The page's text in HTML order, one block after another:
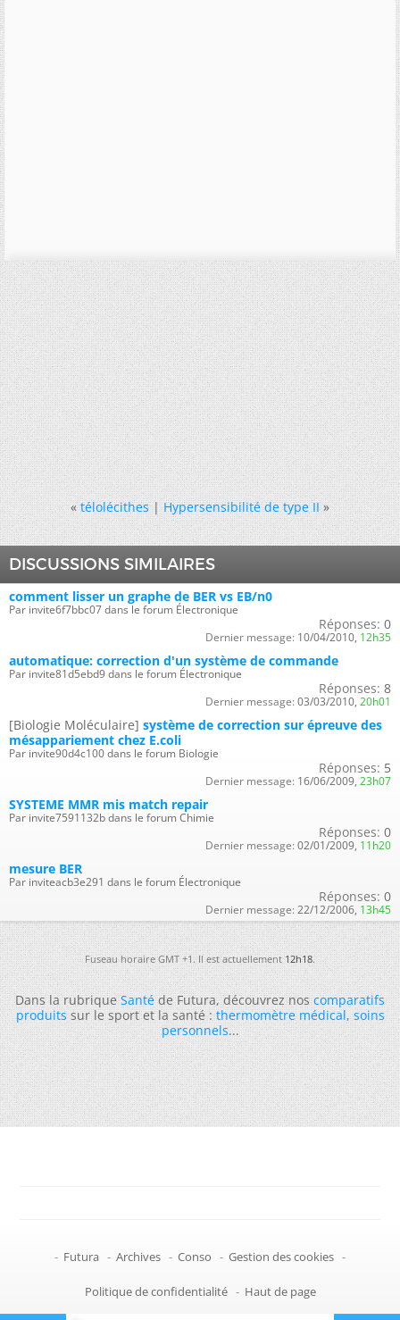
« télolécithes|Hypersensibilité de type II »
DISCUSSIONS SIMILAIRES
comment lisser un graphe de BER vs EB/n0
Par invite6f7bbc07 dans le forum Électronique
Réponses: 0
Dernier message: 10/04/2010, 12h35
automatique: correction d'un système de commande
Par invite81d5ebd9 dans le forum Électronique
Réponses: 8
Dernier message: 03/03/2010, 20h01
[Biologie Moléculaire] système de correction sur épreuve des
mésappariement chez E.coli
Par invite90d4c100 dans le forum Biologie
Réponses: 5
Dernier message: 16/06/2009, 23h07
SYSTEME MMR mis match repair
Par invite7591132b dans le forum Chimie
Réponses: 0
Dernier message: 02/01/2009, 11h20
mesure BER
Par inviteacb3e291 dans le forum Électronique
Réponses: 0
Dernier message: 22/12/2006, 13h45
Fuseau horaire GMT +1. Il est actuellement12h18.
Dans la rubriqueSantéde Futura, découvrez noscomparatifs
produitssur le sport et la santé :thermomètre médical,soins
personnels...
- Futura - Archives - Conso - Gestion des cookies -
Politique de confidentialité - Haut de page